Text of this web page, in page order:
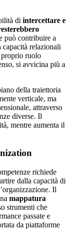
di intercettare e
può contribuire a
relazionali
ruolo
si avvicina più a
della traiettoria
verticale, ma
attraverso
diverse. Il
mentre aumenta il
richiede
dalla capacità di
Il
mappatura
strumenti che
passate e
da piattaforme